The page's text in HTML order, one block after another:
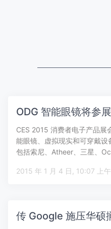
ODG 智能眼镜将参
CES 2015 消费者电子产品展
能眼镜、虚拟现实和可穿戴设
包括索尼、Atheer、三星、
2015 年 1 月 4 日, 10:07 上午
传 Google 施压华硕